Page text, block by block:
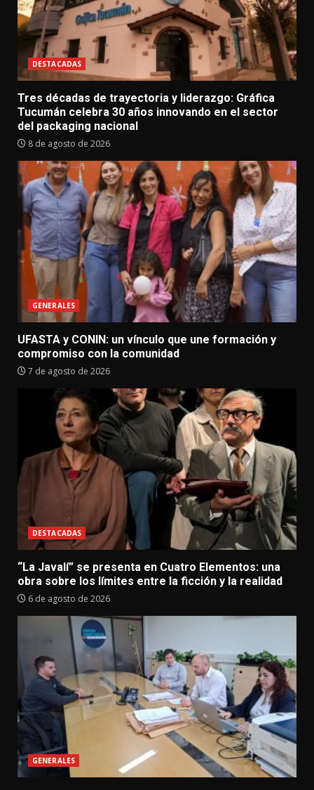
DESTACADAS
Tres décadas de trayectoria y liderazgo: Gráfica
Tucumán celebra 30 años innovando en el sector
del packaging nacional
8 de agosto de 2026
GENERALES
UFASTA y CONIN: un vínculo que une formación y
compromiso con la comunidad
7 de agosto de 2026
DESTACADAS
“La Javalí” se presenta en Cuatro Elementos: una
obra sobre los límites entre la ficción y la realidad
6 de agosto de 2026
GENERALES